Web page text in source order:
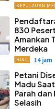
KEPULAUAN
830
Amankan
Merdeka
RIAU 14 jam
Petani
Madu
Parah dan
Selasih